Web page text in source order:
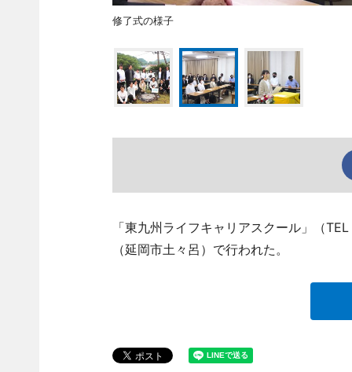
修了式の様子
「東九州ライフキャリアスクール」（
（延岡市土々呂）で行われた。